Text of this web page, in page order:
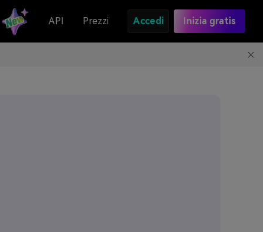
API Prezzi Accedi Inizia gratis